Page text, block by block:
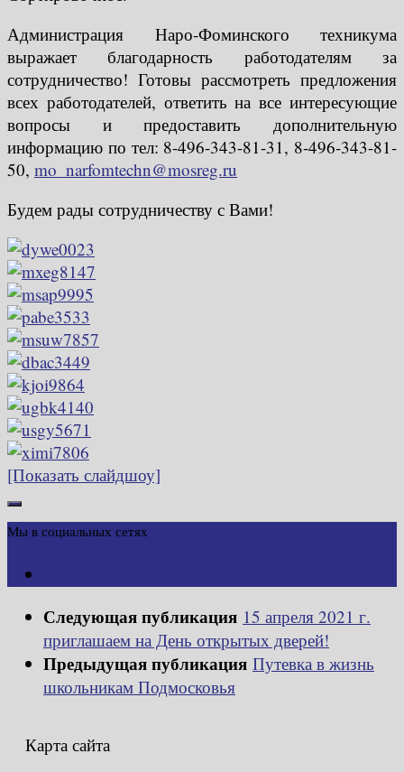
Администрация Наро-Фоминского техникума
выражает благодарность работодателям за
сотрудничество! Готовы рассмотреть предложения
всех работодателей, ответить на все интересующие
вопросы и предоставить дополнительную
информацию по тел: 8-496-343-81-31, 8-496-343-81-
50, mo_narfomtechn@mosreg.ru
Будем рады сотрудничеству с Вами!
[Показать слайдшоу]
Мы в социальных сетях
Следующая публикация 15 апреля 2021 г.
приглашаем на День открытых дверей!
Предыдущая публикация Путевка в жизнь
школьникам Подмосковья
Карта сайта